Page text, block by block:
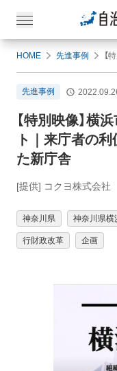
HOME 先進事例
先進事例
【特別映像】横
ト｜来庁者の
た新庁舎
[提供] コクヨ株式会社
神奈川県 神奈川県横
行財政改革 企画